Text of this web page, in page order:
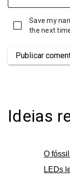
Save my
the next
Publicar
Ideias
O
LEDs